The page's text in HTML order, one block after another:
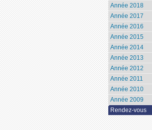
Année 2018
Année 2017
Année 2016
Année 2015
Année 2014
Année 2013
Année 2012
Année 2011
Année 2010
Année 2009
Rendez-vous